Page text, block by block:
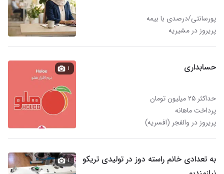
پورسانتی/درصدی با بیمه
پریروز در مشیریه
حسابداری
حداکثر ۲۵ میلیون تومان
پرداخت ماهانه
پریروز در والفجر (افسریه)
۱
به تعدادی خانم راسته دوز در تولیدی تریکو
۱